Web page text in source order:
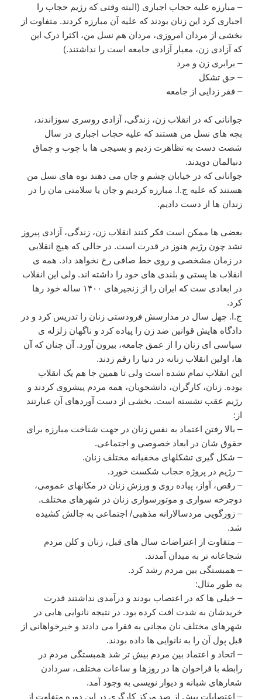
– مبارزه علیه حجاب اجباری (البته وقتی که رژیم حجاب را
اجباری کرد این زنان بودند که علیه آن مبارزه کردند. متفاوت از
بخشی از مردان امروزی، مردان هم نسل من، اکثرا درک این
که آزادی زن، معیار آزادی جامعه است را نداشتند.)
– برابری زن و مرد
– حق تشکل
– فقر زدایی از جامعه
جوانانی که در انقلاب زن، زندگی، آزادی روسری سوزاندند،
بچه های نسل من هستند که علیه حجاب اجباری در سال
شصت دست به تظاهرت زدیم و بسیجی ها با چوب و چماق
دنبالمان دویدند.
جوانانی که در خیابان چشم و جان می دهند نوه های نسل من
هستند که علیه ج.ا. مبارزه کردیم و جان یا سلامتی مان را در
زندان ها از دست دادیم.
بعضی ها ممکن است فکر کنند انقلاب زن، زندگی، آزادی پیروز
نشد چون رژیم هنوز در قدرت است. در حالی که هیچ انقلابی
در زمان مشخصی و روی خط صافی رخ نخواهد داد. همه ی
انقلاب ها پستی و بلندی های خود را داشته اند. ولی این انقلاب
در ابعادی ست که ایران را از زنجیرهای ۱۴۰۰ ساله خود رها
کرد.
ج.ا. چهل سال در مدارسش فرودستی زنان را تدریس کرد و در
دادگاه هایش قوانین ضد زن را پیاده کرد و ناگهان زلزله ی
سیاسی ای زنان را از عمق جامعه، بیرون آورد. آن چنان که آن
ها، اولین انقلاب زنانه در دنیا را رقم زدند.
این انقلاب تمام نشده است ولی تا همین جا هم یک انقلاب
بوده. زنان، کارگران، دانشجویان، همه مردم پیشروی کردند و
رژيم عقب نشسته است. بخشی از دست آوردهای آن عبارتند
از:
– بالا رفتن اعتماد به نفس زنان در جهت شناخت مبارزه برای
حقوق شان در ابعاد خصوصی و اجتماعی.
– شکل گیری تشکلهای مخفیانه مختلف زنان.
– رژیم در پروژه حجاب شکست خورد.
– رقص، آواز، پیاده روی و ورزش زنان در مکانهای عمومی،
دوچرخه سواری و موتورسواری زنان در شهرهای مختلف.
– زورگویی مردسالارانه مذهبی/ اجتماعی به چالش کشیده
شد.
– متفاوت از اعتراضات سال های قبل، زنان و کلن مردم
شجاعانه تر به میدان آمدند.
– همبستگی بین مردم رشد کرد.
به طور مثال:
– خیلی ها که در اعتصاب بودند و درآمدی نداشتند قدرت
خریدشان به شدت افت کرده بود. در نتیجه نانوایی هایی در
شهرهای مختلف نان مجانی به فقرا می دادند و خیرخواهانی از
قبل پول آن را به نانوایی ها داده بودند.
– اتحاد و اعتماد بین مردم بیش تر شد همبستگی مردم در
رابطه با فراخوان ها در روزها و ساعات مختلف، سردادن
شعارهای شبانه و دیوار نویسی به وجود آمد.
– اعتصابات بیش از صد مرکز کارگری در این دوره متفاوت از